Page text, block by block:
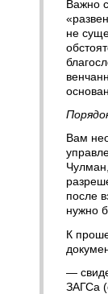
Важно
не
Вам
после
нужно
К
—
ЗАГСа